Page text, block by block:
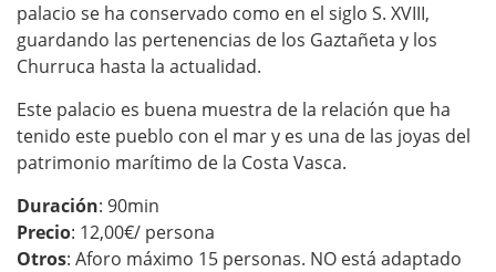
palacio se ha conservado como en el siglo S. XVIII,
guardando las pertenencias de los Gaztañeta y los
Churruca hasta la actualidad.
Este palacio es buena muestra de la relación que ha
tenido este pueblo con el mar y es una de las joyas del
patrimonio marítimo de la Costa Vasca.
Duración: 90min
Precio: 12,00€/ persona
Otros: Aforo máximo 15 personas. NO está adaptado